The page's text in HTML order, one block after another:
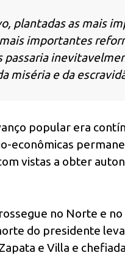
plantadas as mais
importantes
miséria e da
popular era
econômicas
vistas a obter
no Norte e no
do presidente
e Villa e